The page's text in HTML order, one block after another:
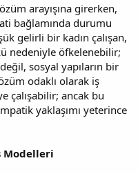
arayışına girerken,
bağlamında durumu
gelirli bir kadın çalışan,
nedeniyle öfkelenebilir;
sosyal yapıların bir
odaklı olarak iş
çalışabilir; ancak bu
yaklaşımı yeterince
Modelleri